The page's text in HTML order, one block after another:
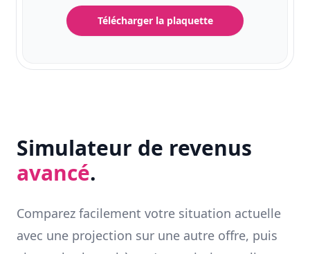
Télécharger la plaquette
Simulateur de revenus
avancé.
Comparez facilement votre situation actuelle
avec une projection sur une autre offre, puis